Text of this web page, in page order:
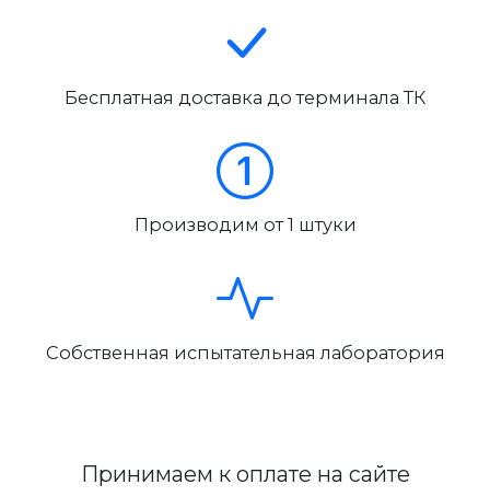
Бесплатная доставка до терминала ТК
Производим от 1 штуки
Собственная испытательная лаборатория
Принимаем к оплате на сайте